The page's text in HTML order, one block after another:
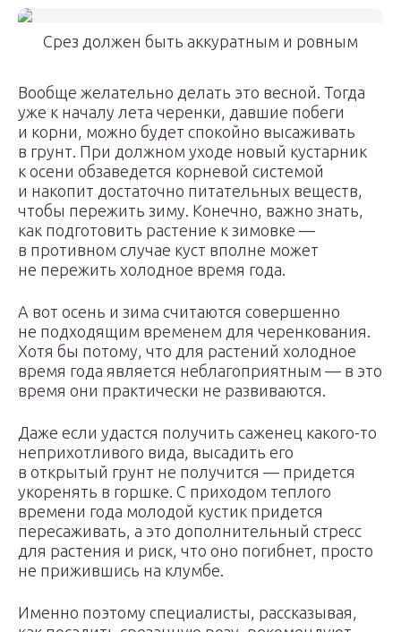
Срез должен быть аккуратным и ровным
Вообще желательно делать это весной. Тогда
уже к началу лета черенки, давшие побеги
и корни, можно будет спокойно высаживать
в грунт. При должном уходе новый кустарник
к осени обзаведется корневой системой
и накопит достаточно питательных веществ,
чтобы пережить зиму. Конечно, важно знать,
как подготовить растение к зимовке —
в противном случае куст вполне может
не пережить холодное время года.
А вот осень и зима считаются совершенно
не подходящим временем для черенкования.
Хотя бы потому, что для растений холодное
время года является неблагоприятным — в это
время они практически не развиваются.
Даже если удастся получить саженец какого-то
неприхотливого вида, высадить его
в открытый грунт не получится — придется
укоренять в горшке. С приходом теплого
времени года молодой кустик придется
пересаживать, а это дополнительный стресс
для растения и риск, что оно погибнет, просто
не прижившись на клумбе.
Именно поэтому специалисты, рассказывая,